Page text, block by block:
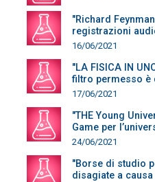
"Richard
registrazioni
16/06/2021
"LA FISICA IN
filtro permesso è
17/06/2021
"THE Young
Game per
24/06/2021
"Borse di studio
disagiate a